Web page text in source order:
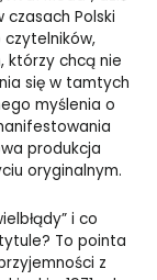
Polski
czytelników,
którzy chcą nie
się w tamtych
myślenia o
produkcja
oryginalnym.
i co
To pointa
z